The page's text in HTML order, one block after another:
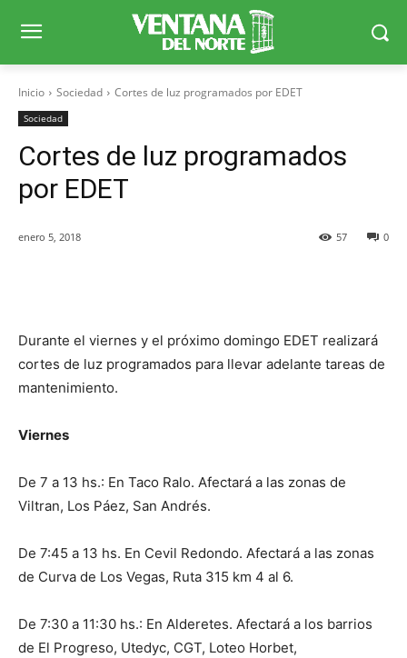
Inicio Sociedad Cortes de luz programados por EDET
Sociedad
Cortes de luz programados
por EDET
enero 5, 2018 0
57
Durante el viernes y el próximo domingo EDET realizará
cortes de luz programados para llevar adelante tareas de
mantenimiento.
Viernes
De 7 a 13 hs.: En Taco Ralo. Afectará a las zonas de
Viltran, Los Páez, San Andrés.
De 7:45 a 13 hs. En Cevil Redondo. Afectará a las zonas
de Curva de Los Vegas, Ruta 315 km 4 al 6.
De 7:30 a 11:30 hs.: En Alderetes. Afectará a los barrios
de El Progreso, Utedyc, CGT, Loteo Horbet,